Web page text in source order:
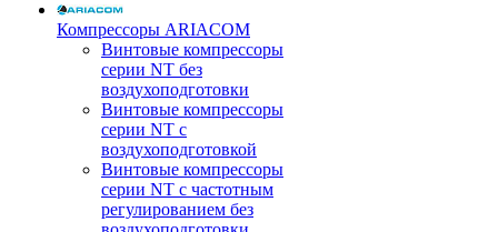
Компрессоры ARIACOM
Винтовые компрессоры
серии NT без
воздухоподготовки
Винтовые компрессоры
серии NT c
воздухоподготовкой
Винтовые компрессоры
серии NT с частотным
регулированием без